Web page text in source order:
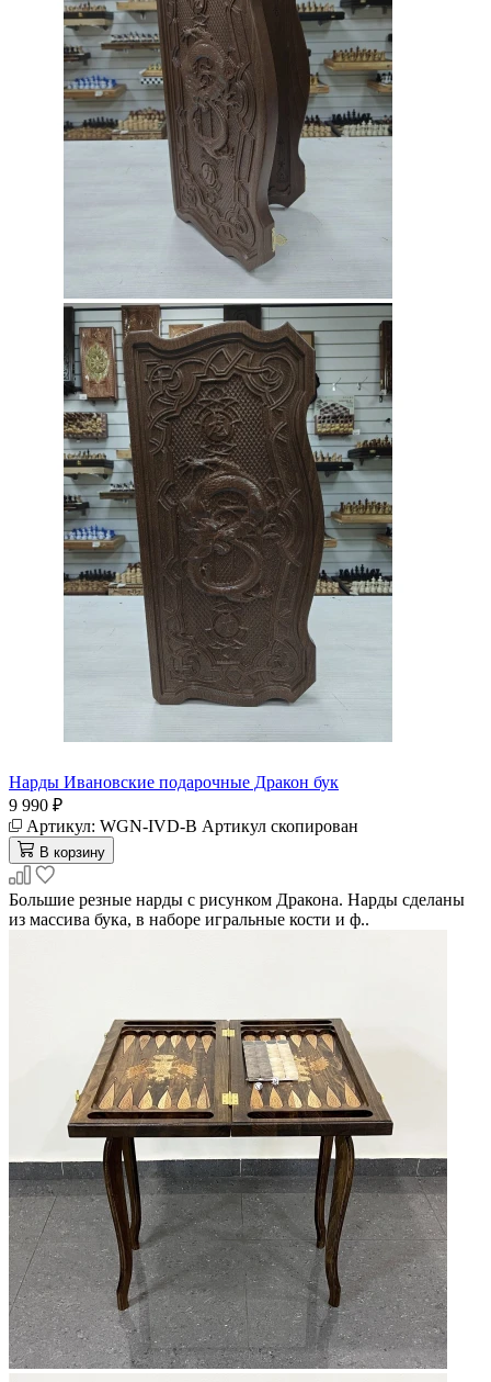
Нарды Ивановские подарочные Дракон бук
9 990 ₽
Артикул: WGN-IVD-B Артикул скопирован
В корзину
Большие резные нарды с рисунком Дракона. Нарды сделаны
из массива бука, в наборе игральные кости и ф..